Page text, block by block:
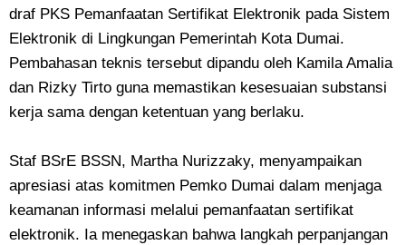
draf PKS Pemanfaatan Sertifikat Elektronik pada Sistem
Elektronik di Lingkungan Pemerintah Kota Dumai.
Pembahasan teknis tersebut dipandu oleh Kamila Amalia
dan Rizky Tirto guna memastikan kesesuaian substansi
kerja sama dengan ketentuan yang berlaku.
Staf BSrE BSSN, Martha Nurizzaky, menyampaikan
apresiasi atas komitmen Pemko Dumai dalam menjaga
keamanan informasi melalui pemanfaatan sertifikat
elektronik. Ia menegaskan bahwa langkah perpanjangan